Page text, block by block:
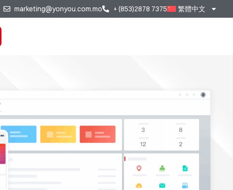
marketing@yonyou.com.mo + (853)2878 7375 繁體中文